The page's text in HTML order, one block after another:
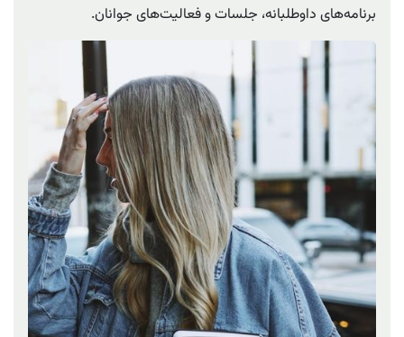
برنامه‌های داوطلبانه، جلسات و فعالیت‌های جوانان.